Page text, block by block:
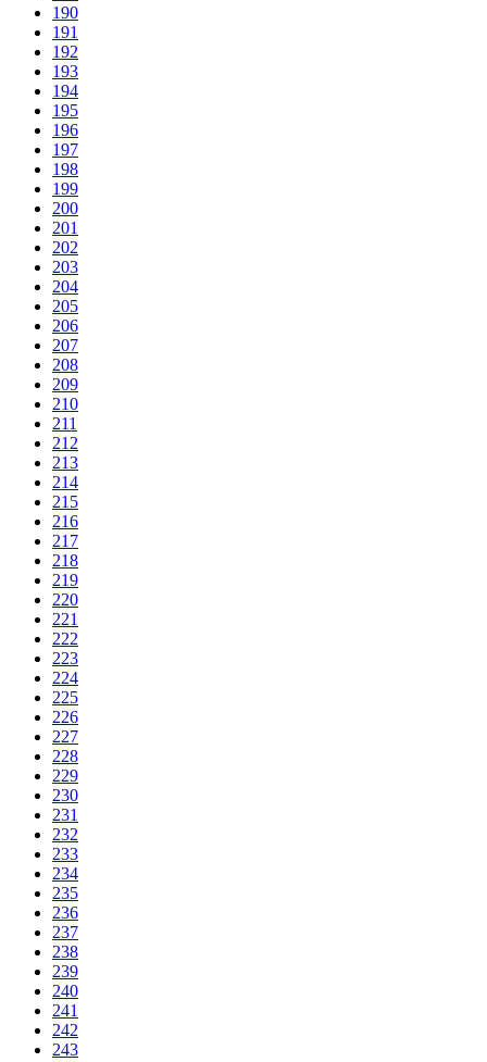
190
191
192
193
194
195
196
197
198
199
200
201
202
203
204
205
206
207
208
209
210
211
212
213
214
215
216
217
218
219
220
221
222
223
224
225
226
227
228
229
230
231
232
233
234
235
236
237
238
239
240
241
242
243